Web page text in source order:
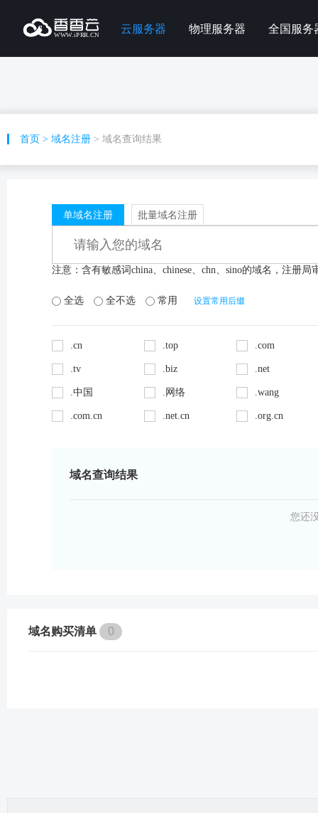
云服务器 物理服务器 全国服务
首页 > 域名注册 > 域名查询结果
单域名注册 批量域名注册
注意：含有敏感词china、chinese、chn、sino的域名，注册
全选 全不选 常用 设置常用后缀
.cn .top .com
.tv .biz .net
.中国 .网络 .wang
.com.cn .net.cn .org.cn
域名查询结果
您还
域名购买清单 0